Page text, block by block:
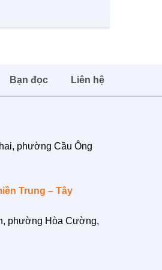
cán bộ, hội viên, tình
thập đỏ trên địa bàn
Bạn đọc Liên hệ
phường Cầu Ông
Trung – Tây
phường Hòa Cường,